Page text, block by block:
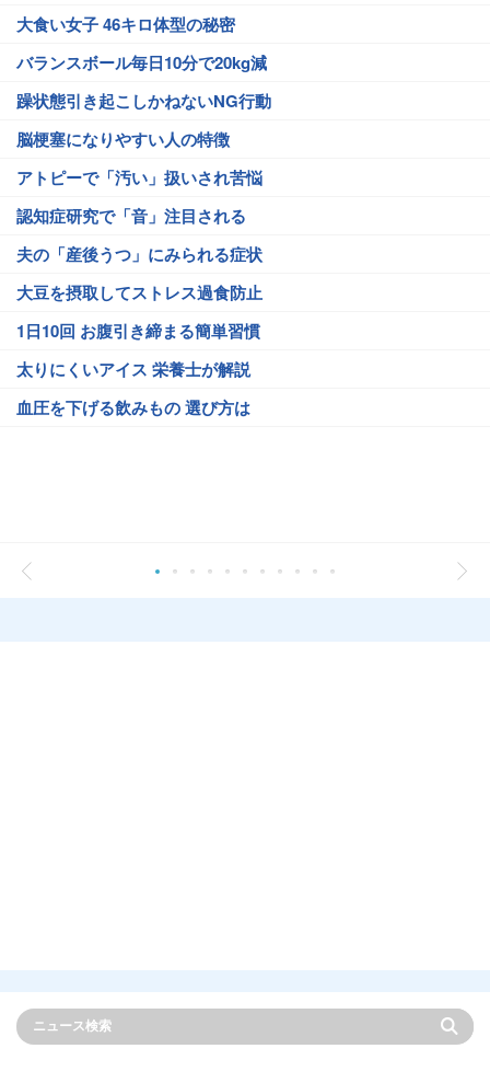
大食い女子 46キロ体型の秘密
バランスボール毎日10分で20kg減
躁状態引き起こしかねないNG行動
脳梗塞になりやすい人の特徴
アトピーで「汚い」扱いされ苦悩
認知症研究で「音」注目される
夫の「産後うつ」にみられる症状
大豆を摂取してストレス過食防止
1日10回 お腹引き締まる簡単習慣
太りにくいアイス 栄養士が解説
血圧を下げる飲みもの 選び方は